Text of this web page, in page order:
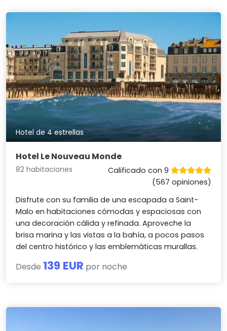
Hotel de 4 estrellas
Hotel Le Nouveau Monde
82 habitaciones
Calificado con 9
(567 opiniones)
Disfrute con su familia de una escapada a Saint-
Malo en habitaciones cómodas y espaciosas con
una decoración cálida y refinada. Aproveche la
brisa marina y las vistas a la bahía, a pocos pasos
del centro histórico y las emblemáticas murallas.
Desde 139 EUR por noche